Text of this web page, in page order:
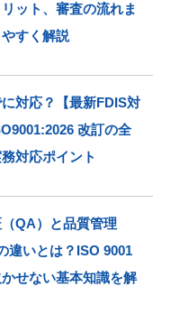
ット、審査の流れま
すく解説
対応？【最新FDIS対
改訂の全
対応ポイント
QA）と品質管理
違いとは？ISO 9001
せない基本知識を解